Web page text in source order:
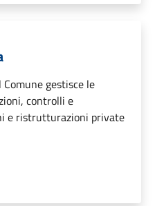
gestisce le
controlli e
e ristrutturazioni private